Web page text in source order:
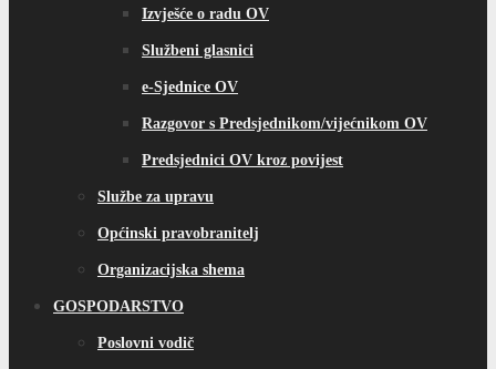
Izvješće o radu OV
Službeni glasnici
e-Sjednice OV
Razgovor s Predsjednikom/vijećnikom OV
Predsjednici OV kroz povijest
Službe za upravu
Općinski pravobranitelj
Organizacijska shema
GOSPODARSTVO
Poslovni vodič